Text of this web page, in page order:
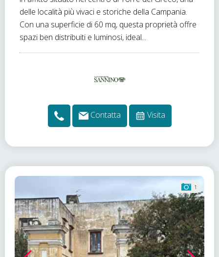
delle località più vivaci e storiche della Campania.
Con una superficie di 60 mq, questa proprietà offre
spazi ben distribuiti e luminosi, ideal...
Contatta Visita
1